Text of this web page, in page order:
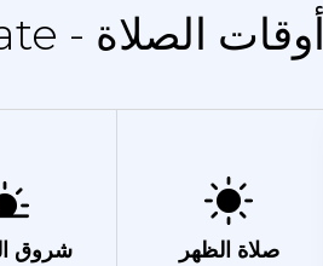
المدينة Arrasate - أوقات الصلاة
شروق صلاة الظهر